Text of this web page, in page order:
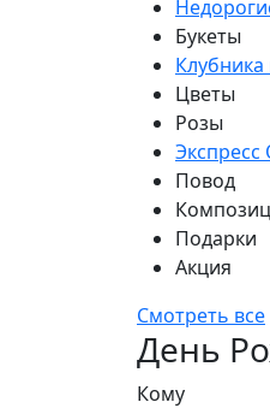
Букеты
Цветы
Розы
Экспресс
Повод
Подарки
Акция
Смотреть все
День
Кому